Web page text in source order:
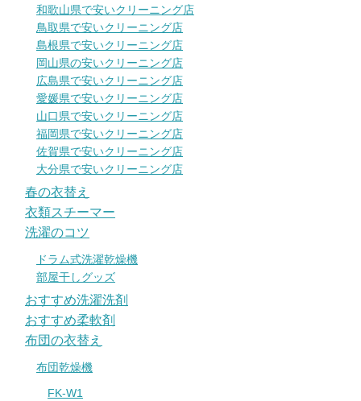
和歌山県で安いクリーニング店
鳥取県で安いクリーニング店
島根県で安いクリーニング店
岡山県の安いクリーニング店
広島県で安いクリーニング店
愛媛県で安いクリーニング店
山口県で安いクリーニング店
福岡県で安いクリーニング店
佐賀県で安いクリーニング店
大分県で安いクリーニング店
春の衣替え
衣類スチーマー
洗濯のコツ
ドラム式洗濯乾燥機
部屋干しグッズ
おすすめ洗濯洗剤
おすすめ柔軟剤
布団の衣替え
布団乾燥機
FK-W1